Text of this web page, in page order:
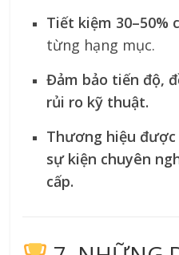
Tiết kiệm 30–50%
từng hạng mục.
Đảm bảo tiến độ,
rủi ro kỹ thuật.
Thương hiệu
sự kiện chuyên
cấp.